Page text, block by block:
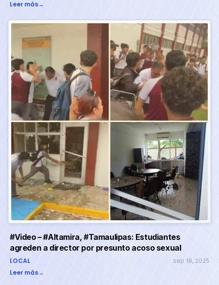
Leer más→
#Video – #Altamira, #Tamaulipas: Estudiantes
agreden a director por presunto acoso sexual
LOCAL sep 18, 2025
Leer más→